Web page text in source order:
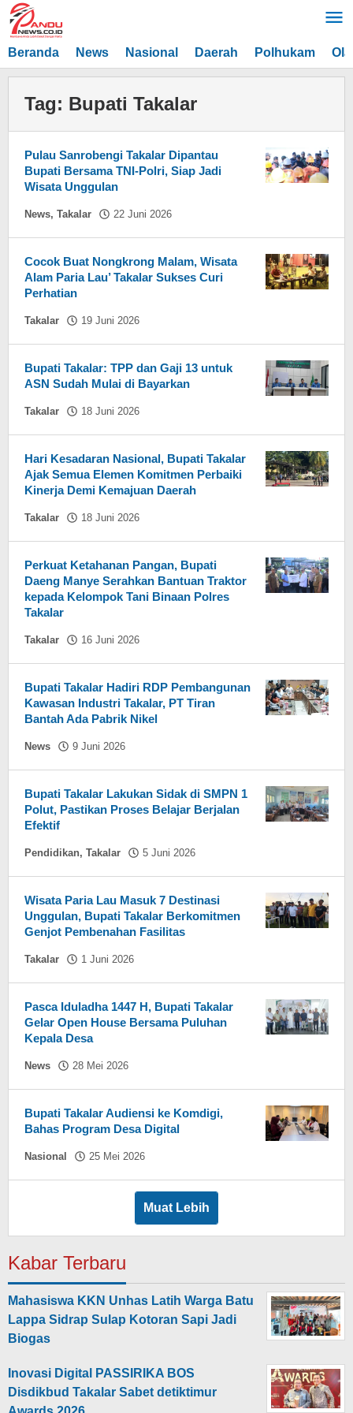
Lewati
ke
konten
Beranda News Nasional Daerah Polhukam
Tag: Bupati Takalar
Pulau Sanrobengi Takalar Dipantau
Bupati Bersama TNI-Polri, Siap Jadi
Wisata Unggulan
News, Takalar 22 Juni 2026
Cocok Buat Nongkrong Malam, Wisata
Alam Paria Lau’ Takalar Sukses Curi
Perhatian
Takalar 19 Juni 2026
Bupati Takalar: TPP dan Gaji 13 untuk
ASN Sudah Mulai di Bayarkan
Takalar 18 Juni 2026
Hari Kesadaran Nasional, Bupati Takalar
Ajak Semua Elemen Komitmen Perbaiki
Kinerja Demi Kemajuan Daerah
Takalar 18 Juni 2026
Perkuat Ketahanan Pangan, Bupati
Daeng Manye Serahkan Bantuan Traktor
kepada Kelompok Tani Binaan Polres
Takalar
Takalar 16 Juni 2026
Bupati Takalar Hadiri RDP Pembangunan
Kawasan Industri Takalar, PT Tiran
Bantah Ada Pabrik Nikel
News 9 Juni 2026
Bupati Takalar Lakukan Sidak di SMPN 1
Polut, Pastikan Proses Belajar Berjalan
Efektif
Pendidikan, Takalar 5 Juni 2026
Wisata Paria Lau Masuk 7 Destinasi
Unggulan, Bupati Takalar Berkomitmen
Genjot Pembenahan Fasilitas
Takalar 1 Juni 2026
Pasca Iduladha 1447 H, Bupati Takalar
Gelar Open House Bersama Puluhan
Kepala Desa
News 28 Mei 2026
Bupati Takalar Audiensi ke Komdigi,
Bahas Program Desa Digital
Nasional 25 Mei 2026
Muat Lebih
Kabar Terbaru
Mahasiswa KKN Unhas Latih Warga Batu
Lappa Sidrap Sulap Kotoran Sapi Jadi
Biogas
Inovasi Digital PASSIRIKA BOS
Disdikbud Takalar Sabet detiktimur